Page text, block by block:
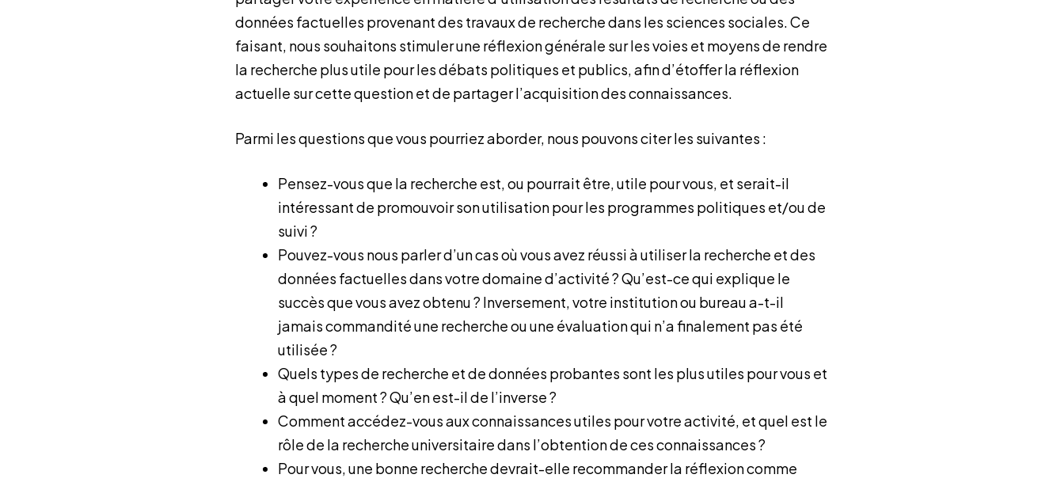
données factuelles provenant des travaux de recherche dans les sciences sociales. Ce
faisant, nous souhaitons stimuler une réflexion générale sur les voies et moyens de rendre
la recherche plus utile pour les débats politiques et publics, afin d’étoffer la réflexion
actuelle sur cette question et de partager l’acquisition des connaissances.
Parmi les questions que vous pourriez aborder, nous pouvons citer les suivantes :
Pensez-vous que la recherche est, ou pourrait être, utile pour vous, et serait-il
intéressant de promouvoir son utilisation pour les programmes politiques et/ou de
suivi ?
Pouvez-vous nous parler d’un cas où vous avez réussi à utiliser la recherche et des
données factuelles dans votre domaine d’activité ? Qu’est-ce qui explique le
succès que vous avez obtenu ? Inversement, votre institution ou bureau a-t-il
jamais commandité une recherche ou une évaluation qui n’a finalement pas été
utilisée ?
Quels types de recherche et de données probantes sont les plus utiles pour vous et
à quel moment ? Qu’en est-il de l’inverse ?
Comment accédez-vous aux connaissances utiles pour votre activité, et quel est le
rôle de la recherche universitaire dans l’obtention de ces connaissances ?
Pour vous, une bonne recherche devrait-elle recommander la réflexion comme